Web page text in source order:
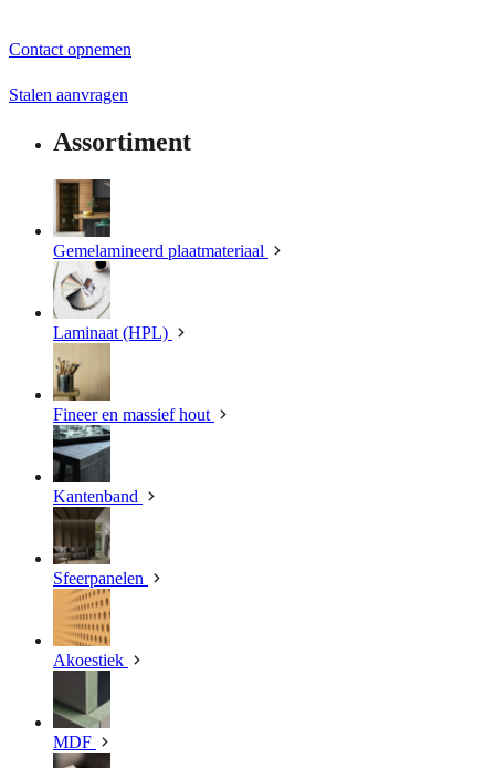
Contact opnemen
Stalen aanvragen
Assortiment
Gemelamineerd plaatmateriaal
Laminaat (HPL)
Fineer en massief hout
Kantenband
Sfeerpanelen
Akoestiek
MDF